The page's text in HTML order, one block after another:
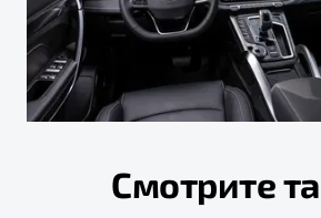
Смотрите